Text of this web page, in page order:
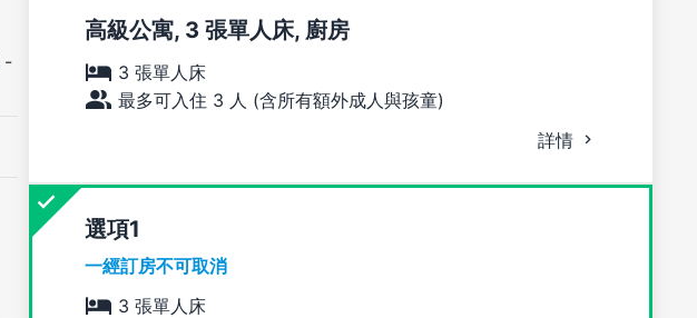
-
高級公寓, 3 張單人床, 廚房
3 張單人床
最多可入住 3 人 (含所有額外成人與孩童)
詳情
選項
一經訂房不可取消
3 張單人床